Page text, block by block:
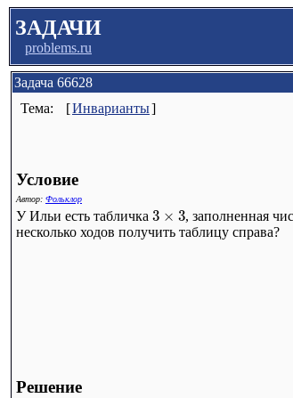
ЗАДАЧИ
problems.ru
Задача 66628
Тема:
[Инварианты]
Условие
Автор: Фольклор
У Ильи есть табличка 3 × 3, заполненная
несколько ходов получить таблицу справа?
Решение